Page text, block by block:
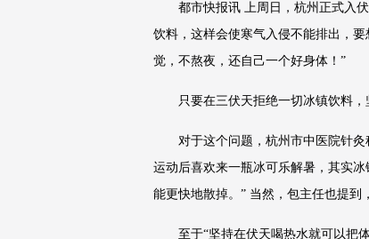
都市快报讯 上周日，杭州正式入
饮料，这样会使寒气入侵不能排出，
觉，不熬夜，还自己一个好身体！”
只要在三伏天拒绝一切冰镇饮料
对于这个问题，杭州市中医院针
运动后喜欢来一瓶冰可乐解暑，其实
能更快地散掉。” 当然，包主任也提到
至于“坚持在伏天喝热水就可以把